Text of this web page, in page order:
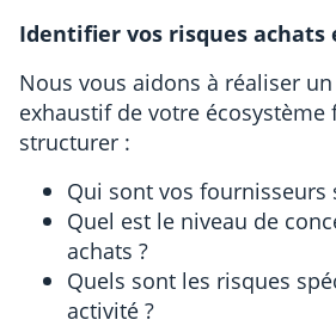
Identifier vos risques
Nous vous aidons à réaliser
exhaustif de votre
structurer :
Qui sont vos fournisseurs
Quel est le niveau de
achats ?
Quels sont les risques
activité ?